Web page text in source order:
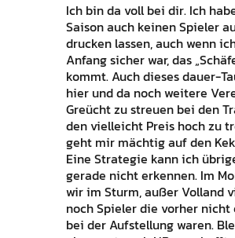
Ich bin da voll bei dir. Ich
Saison auch keinen Spieler
drucken lassen, auch wenn
Anfang sicher war, das
kommt. Auch dieses dauer-
hier und da noch weitere
Greücht zu streuen bei den
den vielleicht Preis hoch zu
geht mir mächtig auf den
Eine Strategie kann ich
gerade nicht erkennen. Im
wir im Sturm, außer Volland
noch Spieler die vorher nicht
bei der Aufstellung waren.